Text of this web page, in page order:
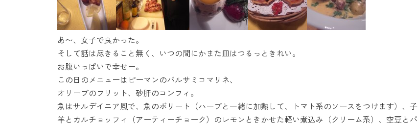
あ〜、女子で良かった。
そして話は尽きること無く、いつの間にかまた皿はつるっときれい。
お腹いっぱいで幸せー。
この日のメニューはピーマンのバルサミコマリネ、
オリーブのフリット、砂肝のコンフィ。
魚はサルデイニア風で、魚のボリート（ハーブと一緒に加熱して、トマト系のソースをつけます）、子
羊とカルチョッフィ（アーティーチョーク）のレモンときかせた軽い煮込み（クリーム系）、空豆とパ